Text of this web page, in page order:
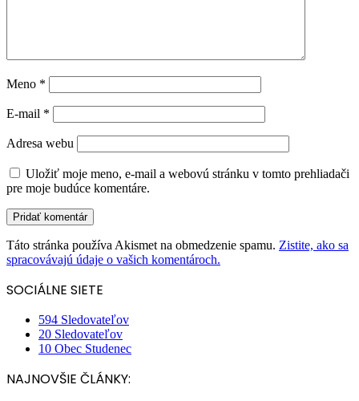
Meno *
E-mail *
Adresa webu
Uložiť moje meno, e-mail a webovú stránku v tomto prehliadači
pre moje budúce komentáre.
Táto stránka používa Akismet na obmedzenie spamu. Zistite, ako sa
spracovávajú údaje o vašich komentároch.
SOCIÁLNE SIETE
594 Sledovateľov
20 Sledovateľov
10 Obec Studenec
NAJNOVŠIE ČLÁNKY: